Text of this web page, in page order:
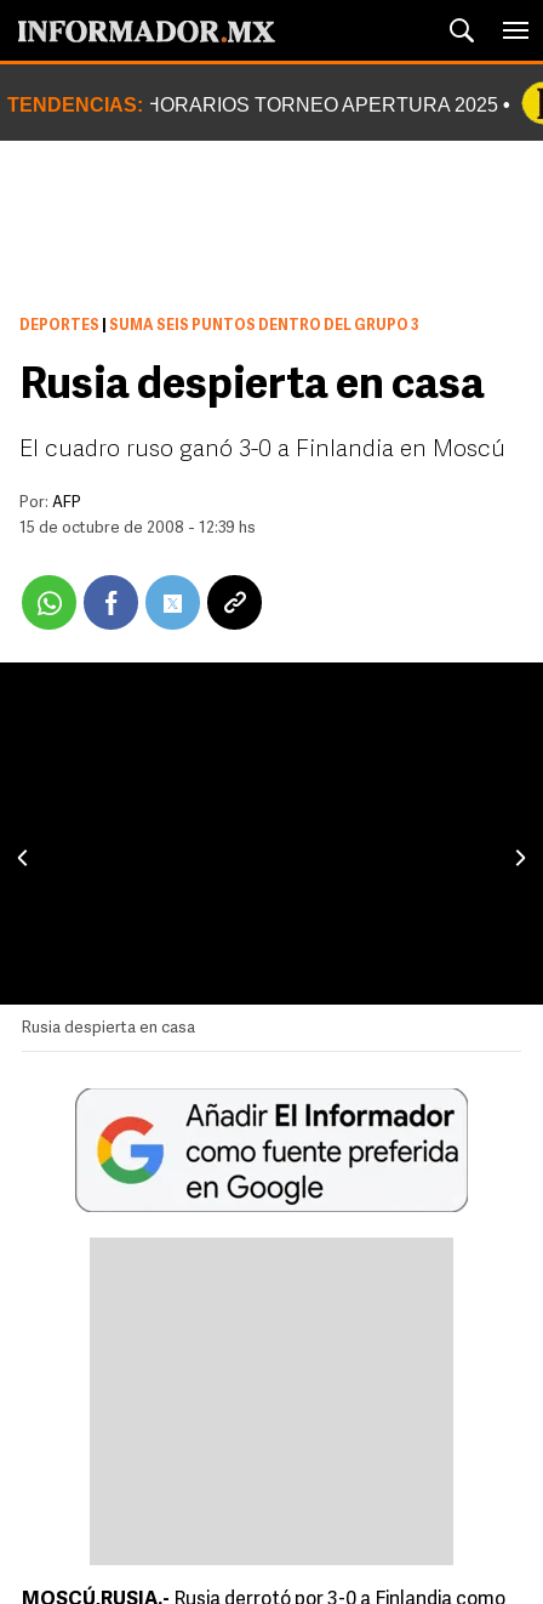
TENDENCIAS: HORARIOS TORNEO APERTURA 2025
DEPORTES SUMA SEIS PUNTOS DENTRO DEL GRUPO 3
Rusia despierta en casa
El cuadro ruso ganó 3-0 a Finlandia en Moscú
Por: AFP
15 de octubre de 2008 - 12:39 hs
Rusia despierta en casa